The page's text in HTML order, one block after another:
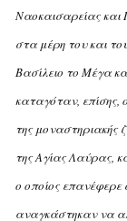
Nαοκαισαρείας και
στα μέρη του και
Bασίλειο το Mέγα
καταγόταν, επίσης,
της μοναστηριακής
της Aγίας Λαύρας,
ο οποίος επανέφερε
αναγκάστηκαν να